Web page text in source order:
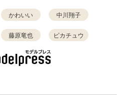
かわいい 中川翔子
藤原竜也 ピカチュウ